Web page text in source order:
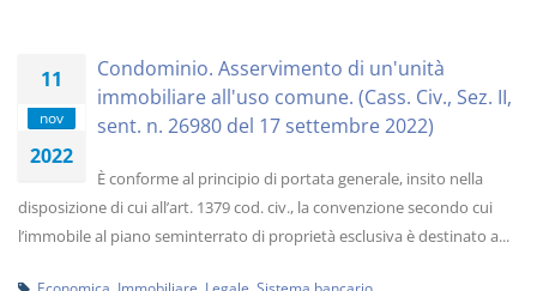
11
nov
2022
Condominio. Asservimento di un'unità
immobiliare all'uso comune. (Cass. Civ., Sez. II,
sent. n. 26980 del 17 settembre 2022)
È conforme al principio di portata generale, insito nella
disposizione di cui all’art. 1379 cod. civ., la convenzione secondo cui
l’immobile al piano seminterrato di proprietà esclusiva è destinato a...